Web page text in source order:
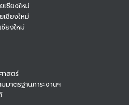
เชียงใหม่
เชียงใหม่
ยงใหม่
าสตร์
าตรฐานภาระงานฯ